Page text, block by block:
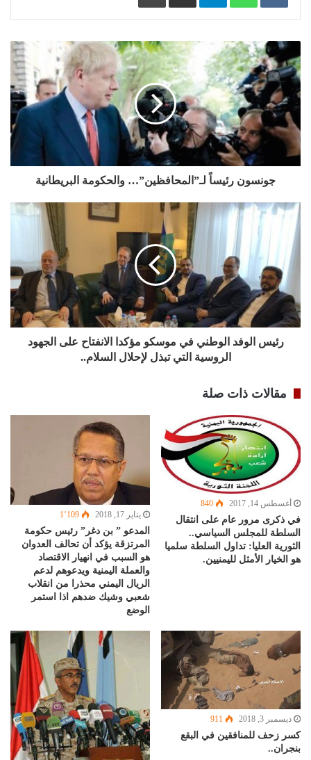
جونسون رئيساً لـ”المحافظين”… والحكومة البريطانية
رئيس الوفد الوطني في موسكو مؤكدا الانفتاح على الجهود
الروسية التي تبذل لإحلال السلام..
مقالات ذات صلة
أغسطس 14, 2017 840
في ذكرى مرور عام على انتقال
السلطة للمجلس السياسي..
الثورية العليا: تداول السلطة سلميا
هو الخيار الأمثل لليمنيين.
يناير 17, 2018 1٬109
المدعو ” بن دغر” رئيس حكومة
المرتزقة يؤكد أن تحالف العدوان
هو السبب في انهيار الاقتصاد
والعملة اليمنية ويدعوهم لدعم
الريال اليمني محذرا من انقلاب
شعبي وشيك ضدهم اذا استمر
الوضع
ديسمبر 3, 2018 911
كسر زحف للمنافقين في البقع
بنجران..